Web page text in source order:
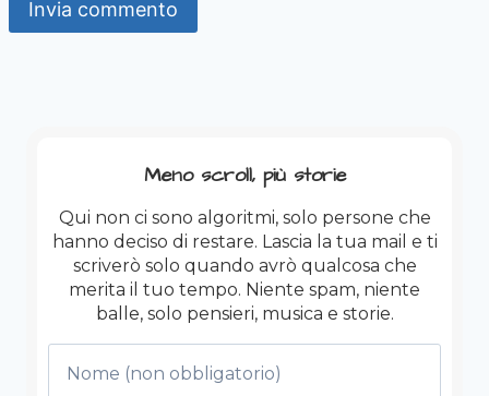
Meno scroll, più storie
Qui non ci sono algoritmi, solo persone che
hanno deciso di restare. Lascia la tua mail e ti
scriverò solo quando avrò qualcosa che
merita il tuo tempo. Niente spam, niente
balle, solo pensieri, musica e storie.